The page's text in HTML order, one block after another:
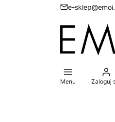
e-
Menu Zaloguj